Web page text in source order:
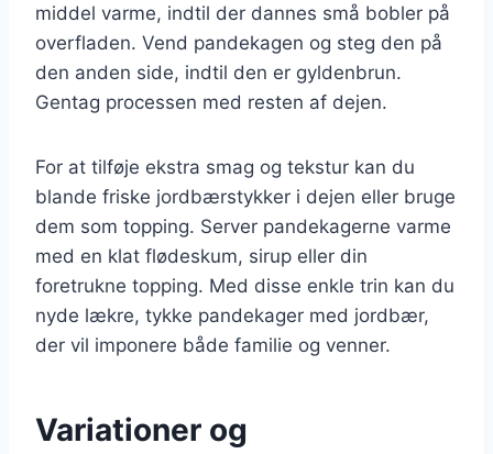
middel varme, indtil der dannes små bobler på
overfladen. Vend pandekagen og steg den på
den anden side, indtil den er gyldenbrun.
Gentag processen med resten af dejen.
For at tilføje ekstra smag og tekstur kan du
blande friske jordbærstykker i dejen eller bruge
dem som topping. Server pandekagerne varme
med en klat flødeskum, sirup eller din
foretrukne topping. Med disse enkle trin kan du
nyde lækre, tykke pandekager med jordbær,
der vil imponere både familie og venner.
Variationer og